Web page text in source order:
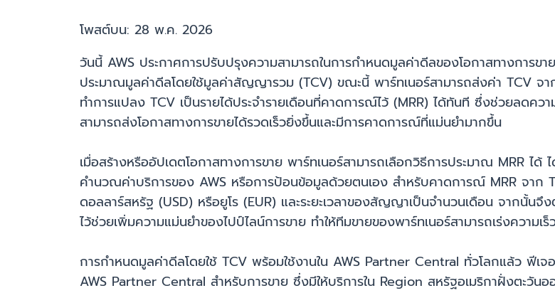
โพสต์บน: 28 พ.ค. 2026
วันนี้ AWS ประกาศการปรับปรุงความสามารถในการกำหนดมูลค่าดีลของโอกาสทางการข
ประมาณมูลค่าดีลโดยใช้มูลค่าสัญญารวม (TCV) ขณะนี้ พาร์ทเนอร์สามารถส่งค่า TCV จ
ทำการแปลง TCV เป็นรายได้ประจำรายเดือนที่คาดการณ์ไว้ (MRR) ได้ทันที ซึ่งช่วยลดคว
สามารถส่งโอกาสทางการขายได้รวดเร็วยิ่งขึ้นและมีการคาดการณ์ที่แม่นยำมากขึ้น
เมื่อสร้างหรืออัปเดตโอกาสทางการขาย พาร์ทเนอร์สามารถเลือกวิธีการประมาณ MRR
คำนวณค่าบริการของ AWS หรือการป้อนข้อมูลด้วยตนเอง สำหรับคาดการณ์ MRR จาก
ดอลลาร์สหรัฐ (USD) หรือยูโร (EUR) และระยะเวลาของสัญญาเป็นจำนวนเดือน จากนั้
ไว้ช่วยเพิ่มความแม่นยำของไปป์ไลน์การขาย ทำให้ทีมขายของพาร์ทเนอร์สามารถเร่งความเ
การกำหนดมูลค่าดีลโดยใช้ TCV พร้อมใช้งานใน AWS Partner Central ทั่วโลกแล้ว ฟีเ
AWS Partner Central สำหรับการขาย ซึ่งมีให้บริการใน Region สหรัฐอเมริกาฝั่งตะวันอ